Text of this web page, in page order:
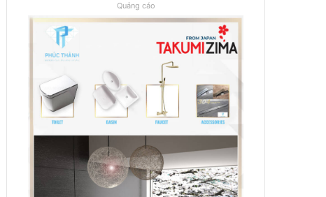
Quảng cáo